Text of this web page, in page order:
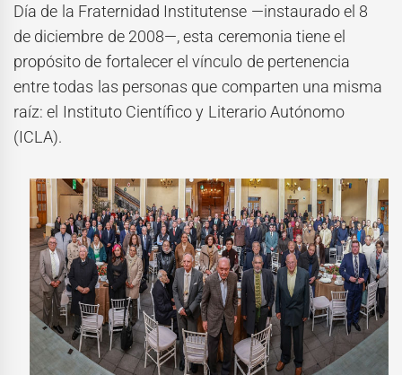
Día de la Fraternidad Institutense —instaurado el 8
de diciembre de 2008—, esta ceremonia tiene el
propósito de fortalecer el vínculo de pertenencia
entre todas las personas que comparten una misma
raíz: el Instituto Científico y Literario Autónomo
(ICLA).